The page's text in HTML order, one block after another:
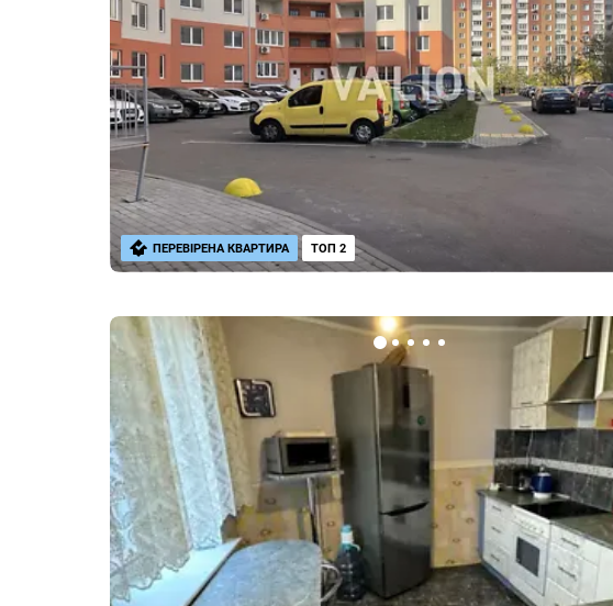
ПЕРЕВІРЕНА КВАРТИРА ТОП 2